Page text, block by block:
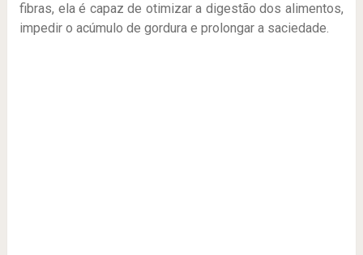
fibras, ela é capaz de otimizar a digestão dos alimentos,
impedir o acúmulo de gordura e prolongar a saciedade.